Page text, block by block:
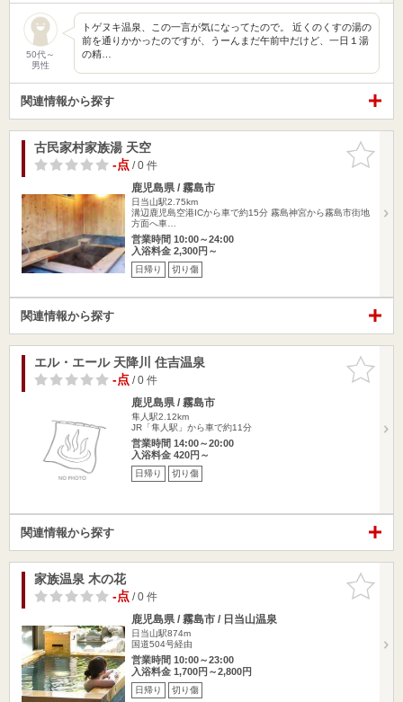
50代～
男性
トゲヌキ温泉、この一言が気になってたので。 近くのくすの湯の
前を通りかかったのですが、うーんまだ午前中だけど、一日１湯
の精…
関連情報から探す
お気に入
りに追加
古民家村家族湯 天空
-点/ 0 件
鹿児島県 / 霧島市
日当山駅2.75km
溝辺鹿児島空港ICから車で約15分 霧島神宮から霧島市街地
方面へ車…
営業時間 10:00～24:00
入浴料金 2,300円～
日帰り 切り傷
関連情報から探す
お気に入
りに追加
エル・エール 天降川 住吉温泉
-点/ 0 件
鹿児島県 / 霧島市
隼人駅2.12km
JR「隼人駅」から車で約11分
営業時間 14:00～20:00
入浴料金 420円～
日帰り 切り傷
関連情報から探す
お気に入
りに追加
家族温泉 木の花
-点/ 0 件
鹿児島県 / 霧島市 / 日当山温泉
日当山駅874m
国道504号経由
営業時間 10:00～23:00
入浴料金 1,700円～2,800円
日帰り 切り傷